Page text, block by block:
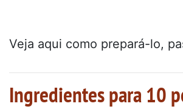
Veja aqui como prepará-lo,
Ingredientes para 10